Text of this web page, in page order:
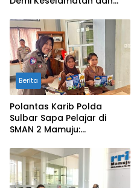
Berita
Polantas Karib Polda
Sulbar Sapa Pelajar di
SMAN 2 Mamuju:
Berbagi Helm Gratis